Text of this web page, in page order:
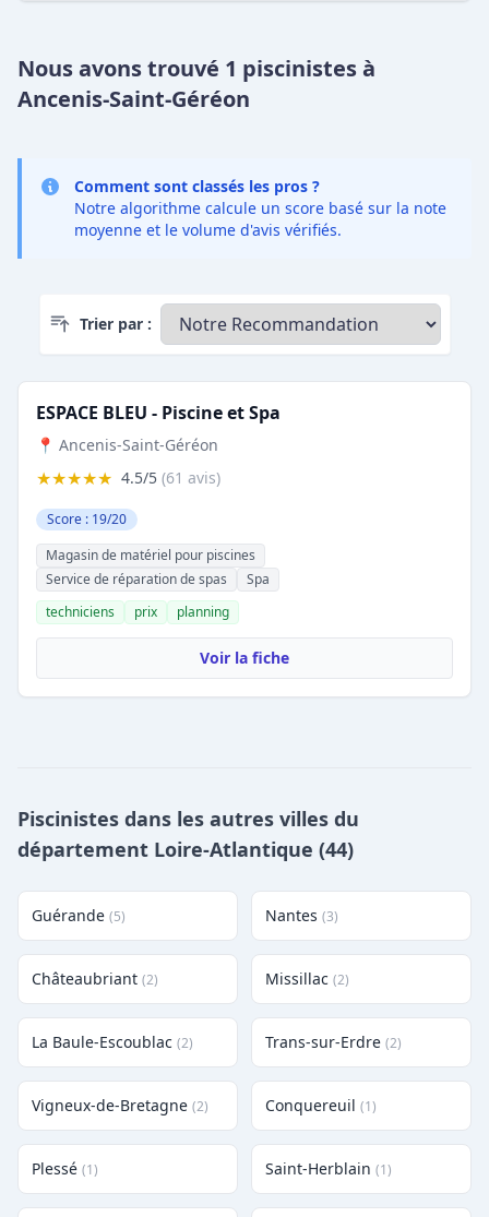
Nous avons trouvé 1 piscinistes à
Ancenis-Saint-Géréon
Comment sont classés les pros ?
Notre algorithme calcule un score basé sur la note
moyenne et le volume d'avis vérifiés.
Trier par :
ESPACE BLEU - Piscine et Spa
📍 Ancenis-Saint-Géréon
★★★★★ 4.5/5 (61 avis)
Score : 19/20
Magasin de matériel pour piscines
Service de réparation de spas
Spa
techniciens
prix planning
Voir la fiche
Piscinistes dans les autres villes du
département Loire-Atlantique (44)
Guérande (5) Nantes (3)
Châteaubriant (2) Missillac (2)
La Baule-Escoublac (2) Trans-sur-Erdre (2)
Vigneux-de-Bretagne (2) Conquereuil (1)
Plessé (1) Saint-Herblain (1)